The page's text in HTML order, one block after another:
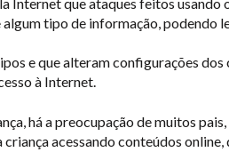
tipo de informação, podendo
e que alteram configurações
à Internet.
há a preocupação de muitos
criança acessando conteúdos